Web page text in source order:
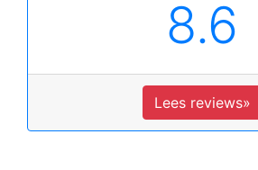
8.6
Lees reviews»